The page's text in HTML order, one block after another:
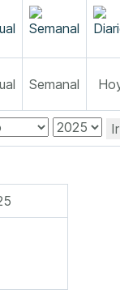
Semanal